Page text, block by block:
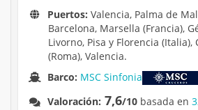
Puertos: Valencia, Palma de
Barcelona, Marsella (Francia),
Livorno, Pisa y Florencia (Italia),
(Roma), Valencia.
Barco: MSC Sinfonia
Valoración: 7,6/10 basada en